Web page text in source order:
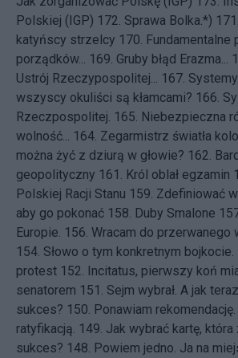
Polskiej (IGP) 172. Sprawa Bolka.*) 171.
katyńscy strzelcy 170. Fundamentalne
porządków...
169. Gruby błąd Erazma...
Ustrój Rzeczypospolitej...
167.
wszyscy okuliści są kłamcami? 166.
Rzeczpospolitej. 165. Niebezpieczna
wolność...
164. Zegarmistrz światła
można żyć z dziurą w głowie? 162.
geopolityczny 161. Król oblał egzamin
Polskiej Racji Stanu 159. Zdefiniować
aby go pokonać 158. Duby Smalone
Europie. 156. Wracam do przerwanego
154. Słowo o tym konkretnym bojkocie.
protest 152. Incitatus, pierwszy koń
senatorem 151. Sejm wybrał. A jak
sukces? 150. Ponawiam
ratyfikacją. 149. Jak wybrać kartę, która
sukces? 148. Powiem jedno. Ja na